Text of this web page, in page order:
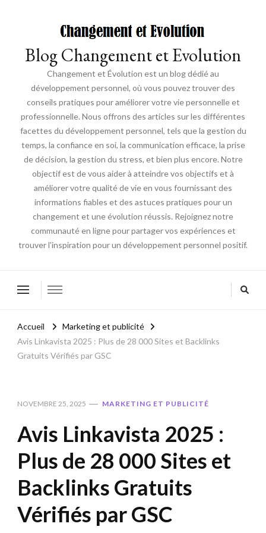
Blog Changement et Evolution
Changement et Évolution est un blog dédié au
développement personnel, où vous pouvez trouver des
conseils pratiques pour améliorer votre vie personnelle et
professionnelle. Nous offrons des articles sur les différentes
facettes du développement personnel, tels que la gestion du
temps, la confiance en soi, la communication efficace, la prise
de décision, la gestion du stress, et bien plus encore. Notre
objectif est de vous aider à atteindre vos objectifs et à
améliorer votre qualité de vie en vous fournissant des
informations fiables et des astuces pratiques pour un
changement et une évolution réussis. Rejoignez notre
communauté en ligne pour partager vos expériences et
trouver l'inspiration pour un développement personnel positif.
Accueil
Marketing et publicité
Avis Linkavista 2025 : Plus de 28 000 Sites et Backlinks
Gratuits Vérifiés par GSC
NOVEMBRE 25, 2025 MARKETING ET PUBLICITÉ
Avis Linkavista 2025 :
Plus de 28 000 Sites et
Backlinks Gratuits
Vérifiés par GSC